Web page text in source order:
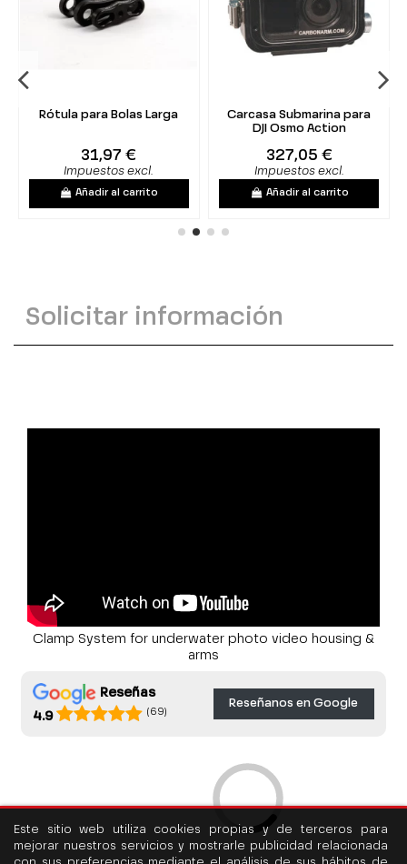
Rótula para Bolas Larga
31,97 €
Impuestos excl.
Añadir al carrito
Carcasa Submarina para
DJI Osmo Action
327,05 €
Impuestos excl.
Añadir al carrito
Solicitar información
Clamp System for underwater photo video housing &
arms
Reseñas
4.9
(69)
Reseñanos en Google
Este sitio web utiliza cookies propias y de terceros para
mejorar nuestros servicios y mostrarle publicidad relacionada